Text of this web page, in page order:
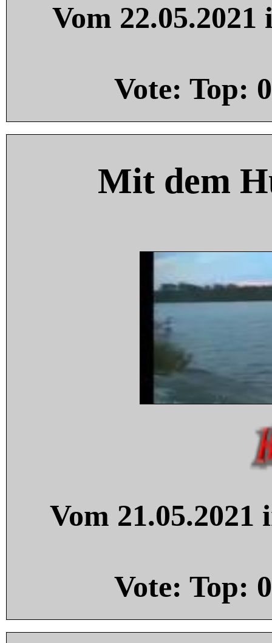
Vom
Vote: Top: 0
Mit dem
Vom
Vote: Top: 0